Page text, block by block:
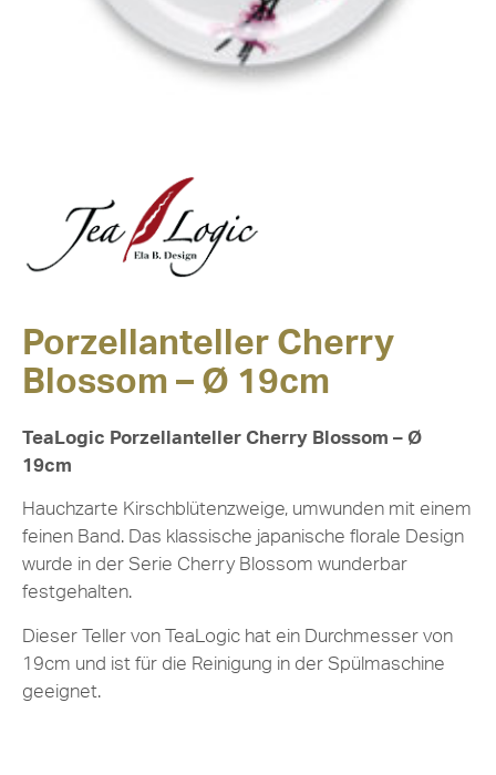
Porzellanteller Cherry
Blossom – Ø 19cm
TeaLogic Porzellanteller Cherry Blossom – Ø
19cm
Hauchzarte Kirschblütenzweige, umwunden mit einem
feinen Band. Das klassische japanische florale Design
wurde in der Serie Cherry Blossom wunderbar
festgehalten.
Dieser Teller von TeaLogic hat ein Durchmesser von
19cm und ist für die Reinigung in der Spülmaschine
geeignet.